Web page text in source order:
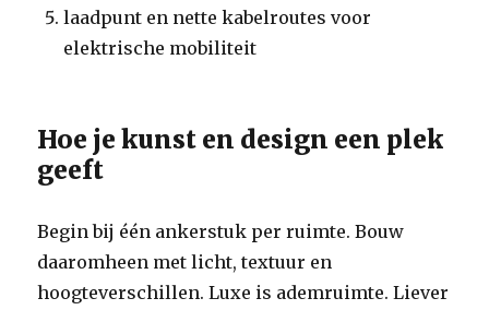
laadpunt en nette kabelroutes voor
elektrische mobiliteit
Hoe je kunst en design een plek
geeft
Begin bij één ankerstuk per ruimte. Bouw
daaromheen met licht, textuur en
hoogteverschillen. Luxe is ademruimte. Liever